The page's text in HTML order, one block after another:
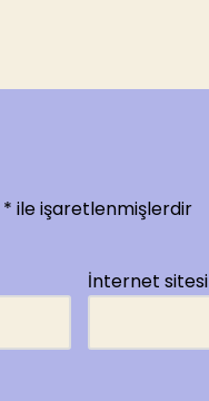
* ile işaretlenmişlerdir
İnternet sitesi